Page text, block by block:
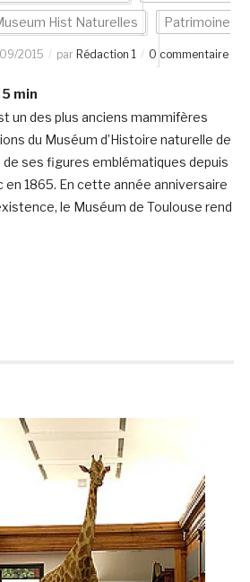
Hist Naturelles Patrimoine
2015 par Rédaction 1 0 commentaire
5 min
un des plus anciens mammifères
du Muséum d’Histoire naturelle de
de ses figures emblématiques depuis
en 1865. En cette année anniversaire
le Muséum de Toulouse rend